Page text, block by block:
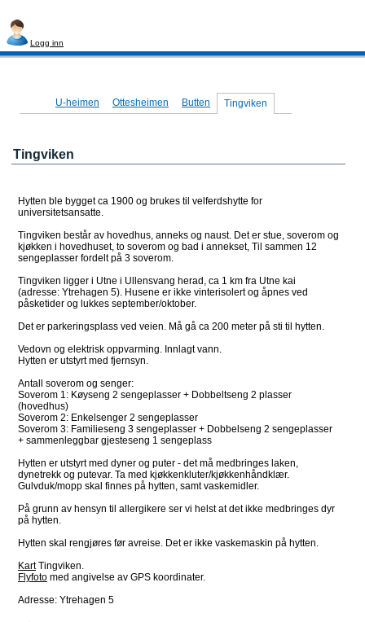
Logg inn
U-heimen Ottesheimen Butten Tingviken
Tingviken
Hytten ble bygget ca 1900 og brukes til velferdshytte for
universitetsansatte.
Tingviken består av hovedhus, anneks og naust. Det er stue, soverom og
kjøkken i hovedhuset, to soverom og bad i annekset, Til sammen 12
sengeplasser fordelt på 3 soverom.
Tingviken ligger i Utne i Ullensvang herad, ca 1 km fra Utne kai
(adresse: Ytrehagen 5). Husene er ikke vinterisolert og åpnes ved
påsketider og lukkes september/oktober.
Det er parkeringsplass ved veien. Må gå ca 200 meter på sti til hytten.
Vedovn og elektrisk oppvarming. Innlagt vann.
Hytten er utstyrt med fjernsyn.
Antall soverom og senger:
Soverom 1: Køyseng 2 sengeplasser + Dobbeltseng 2 plasser
(hovedhus)
Soverom 2: Enkelsenger 2 sengeplasser
Soverom 3: Familieseng 3 sengeplasser + Dobbelseng 2 sengeplasser
+ sammenleggbar gjesteseng 1 sengeplass
Hytten er utstyrt med dyner og puter - det må medbringes laken,
dynetrekk og putevar. Ta med kjøkkenkluter/kjøkkenhåndklær.
Gulvduk/mopp skal finnes på hytten, samt vaskemidler.
På grunn av hensyn til allergikere ser vi helst at det ikke medbringes dyr
på hytten.
Hytten skal rengjøres før avreise. Det er ikke vaskemaskin på hytten.
KartTingviken.
Flyfoto med angivelse av GPS koordinater.
Adresse: Ytrehagen 5